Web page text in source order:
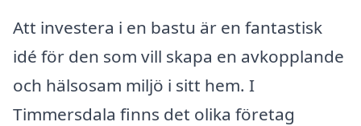
Att investera i en bastu är en fantastisk
idé för den som vill skapa en avkopplande
och hälsosam miljö i sitt hem. I
Timmersdala finns det olika företag